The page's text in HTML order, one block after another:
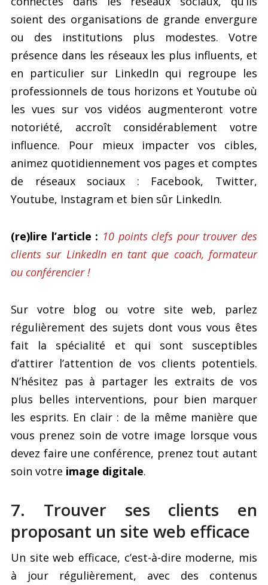
soient des organisations de grande envergure
ou des institutions plus modestes. Votre
présence dans les réseaux les plus influents, et
en particulier sur LinkedIn qui regroupe les
professionnels de tous horizons et Youtube où
les vues sur vos vidéos augmenteront votre
notoriété, accroît considérablement votre
influence. Pour mieux impacter vos cibles,
animez quotidiennement vos pages et comptes
de réseaux sociaux : Facebook, Twitter,
Youtube, Instagram et bien sûr LinkedIn.
(re)lire l’article : 10 points clefs pour trouver des
clients sur LinkedIn en tant que coach, formateur
ou conférencier !
Sur votre blog ou votre site web, parlez
régulièrement des sujets dont vous vous êtes
fait la spécialité et qui sont susceptibles
d’attirer l’attention de vos clients potentiels.
N’hésitez pas à partager les extraits de vos
plus belles interventions, pour bien marquer
les esprits. En clair : de la même manière que
vous prenez soin de votre image lorsque vous
devez faire une conférence, prenez tout autant
soin votre image digitale.
7. Trouver ses clients en
proposant un site web efficace
Un site web efficace, c’est-à-dire moderne, mis
à jour régulièrement, avec des contenus